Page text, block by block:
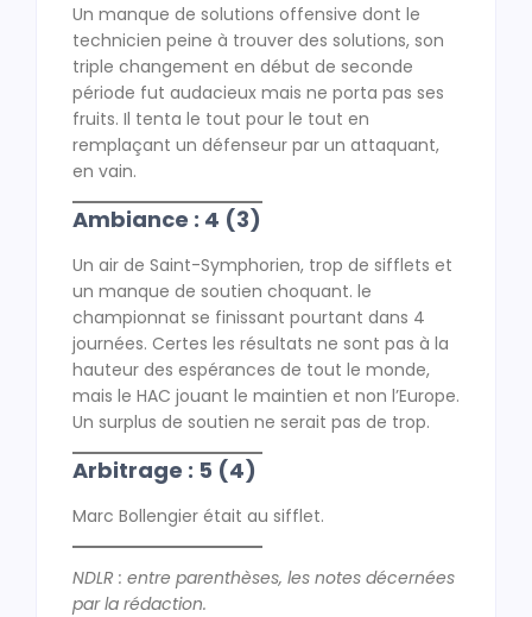
Un manque de solutions offensive dont le
technicien peine à trouver des solutions, son
triple changement en début de seconde
période fut audacieux mais ne porta pas ses
fruits. Il tenta le tout pour le tout en
remplaçant un défenseur par un attaquant,
en vain.
Ambiance : 4 (3)
Un air de Saint-Symphorien, trop de sifflets et
un manque de soutien choquant. le
championnat se finissant pourtant dans 4
journées. Certes les résultats ne sont pas à la
hauteur des espérances de tout le monde,
mais le HAC jouant le maintien et non l’Europe.
Un surplus de soutien ne serait pas de trop.
Arbitrage : 5 (4)
Marc Bollengier était au sifflet.
NDLR : entre parenthèses, les notes décernées
par la rédaction.